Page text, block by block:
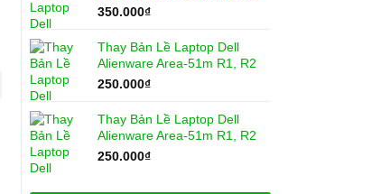
350.000₫
Thay Bản Lề Laptop Dell
Alienware Area-51m R1, R2
250.000₫
Thay Bản Lề Laptop Dell
Alienware Area-51m R1, R2
250.000₫